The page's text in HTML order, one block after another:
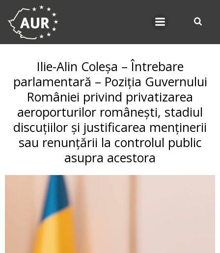
Ilie-Alin Coleșa – Întrebare
parlamentară – Poziția Guvernului
României privind privatizarea
aeroporturilor românești, stadiul
discuțiilor și justificarea menținerii
sau renunțării la controlul public
asupra acestora